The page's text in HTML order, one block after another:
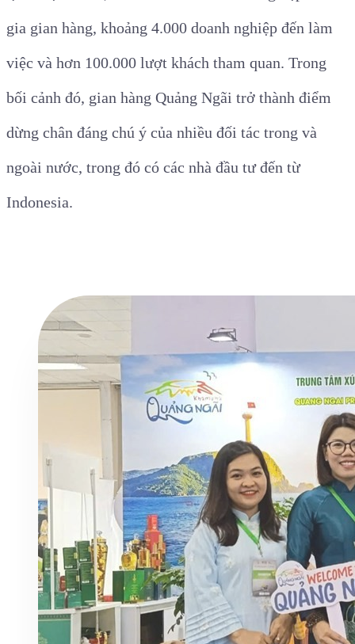
gia gian hàng, khoảng 4.000 doanh nghiệp đến làm
việc và hơn 100.000 lượt khách tham quan. Trong
bối cảnh đó, gian hàng Quảng Ngãi trở thành điểm
dừng chân đáng chú ý của nhiều đối tác trong và
ngoài nước, trong đó có các nhà đầu tư đến từ
Indonesia.